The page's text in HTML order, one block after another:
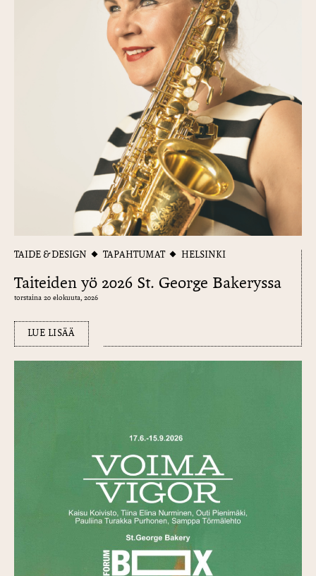
TAIDE & DESIGN TAPAHTUMAT HELSINKI
Taiteiden yö 2026 St. George Bakeryssa
torstaina 20 elokuuta, 2026
LUE LISÄÄ